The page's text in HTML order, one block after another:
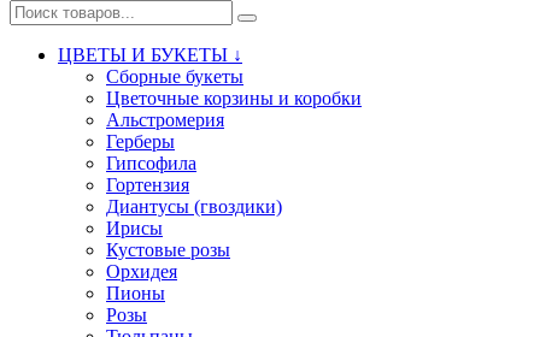
ЦВЕТЫ И БУКЕТЫ ↓
Сборные букеты
Цветочные корзины и коробки
Альстромерия
Герберы
Гипсофила
Гортензия​
Диантусы (гвоздики)
Ирисы
Кустовые розы
Орхидея
Пионы
Розы